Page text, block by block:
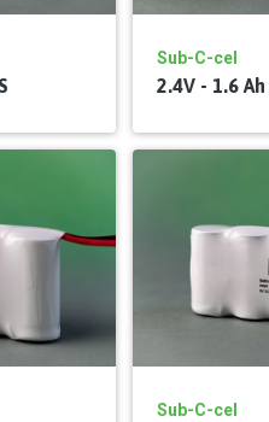
Sub-C-cel
2.4V - 1.6 Ah
Sub-C-cel